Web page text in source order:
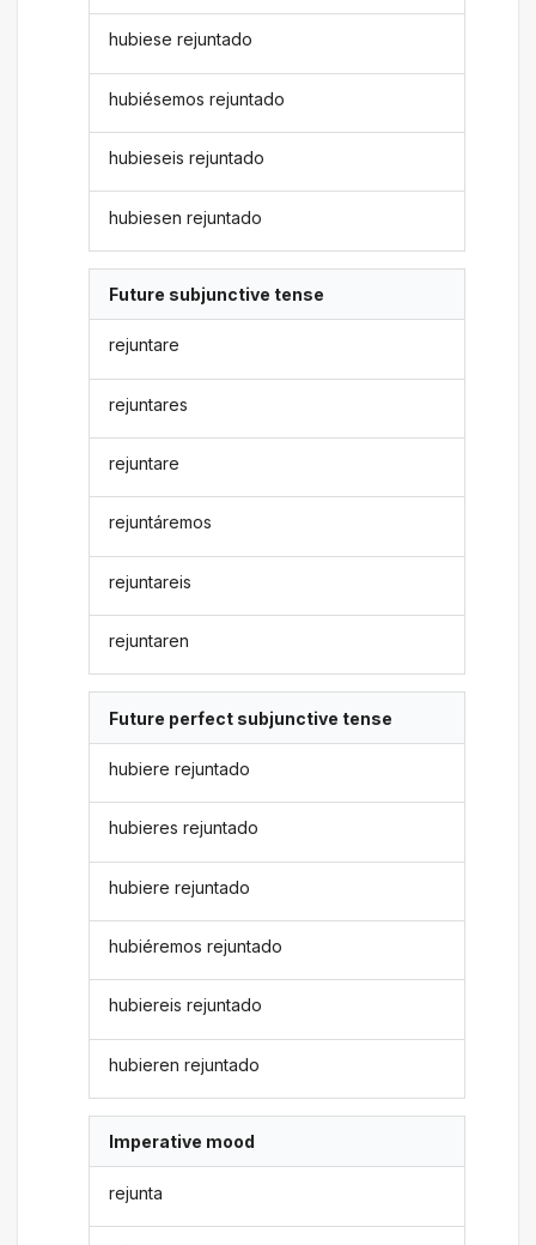
hubiese rejuntado
hubiésemos rejuntado
hubieseis rejuntado
hubiesen rejuntado
Future subjunctive tense
rejuntare
rejuntares
rejuntare
rejuntáremos
rejuntareis
rejuntaren
Future perfect subjunctive tense
hubiere rejuntado
hubieres rejuntado
hubiere rejuntado
hubiéremos rejuntado
hubiereis rejuntado
hubieren rejuntado
Imperative mood
rejunta